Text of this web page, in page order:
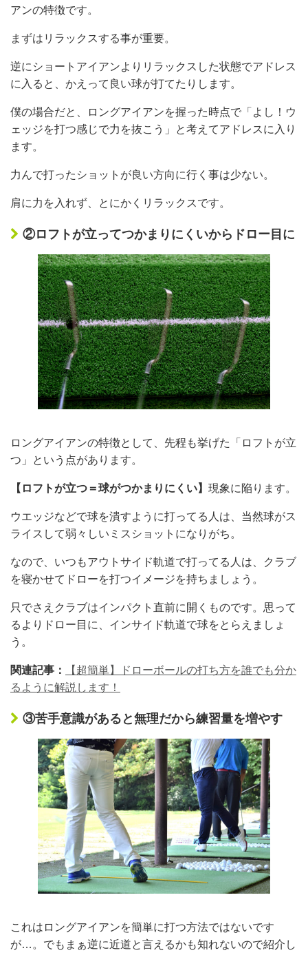
アンの特徴です。
まずはリラックスする事が重要。
逆にショートアイアンよりリラックスした状態でアドレス
に入ると、かえって良い球が打てたりします。
僕の場合だと、ロングアイアンを握った時点で「よし！ウ
ェッジを打つ感じで力を抜こう」と考えてアドレスに入り
ます。
力んで打ったショットが良い方向に行く事は少ない。
肩に力を入れず、とにかくリラックスです。
②ロフトが立ってつかまりにくいからドロー目に
ロングアイアンの特徴として、先程も挙げた「ロフトが立
つ」という点があります。
【ロフトが立つ＝球がつかまりにくい】 現象に陥ります。
ウエッジなどで球を潰すように打ってる人は、当然球がス
ライスして弱々しいミスショットになりがち。
なので、いつもアウトサイド軌道で打ってる人は、クラブ
を寝かせてドローを打つイメージを持ちましょう。
只でさえクラブはインパクト直前に開くものです。思って
るよりドロー目に、インサイド軌道で球をとらえましょ
う。
関連記事：
【超簡単】ドローボールの打ち方を誰でも分か
るように解説します！
③苦手意識があると無理だから練習量を増やす
これはロングアイアンを簡単に打つ方法ではないです
が…。でもまぁ逆に近道と言えるかも知れないので紹介し